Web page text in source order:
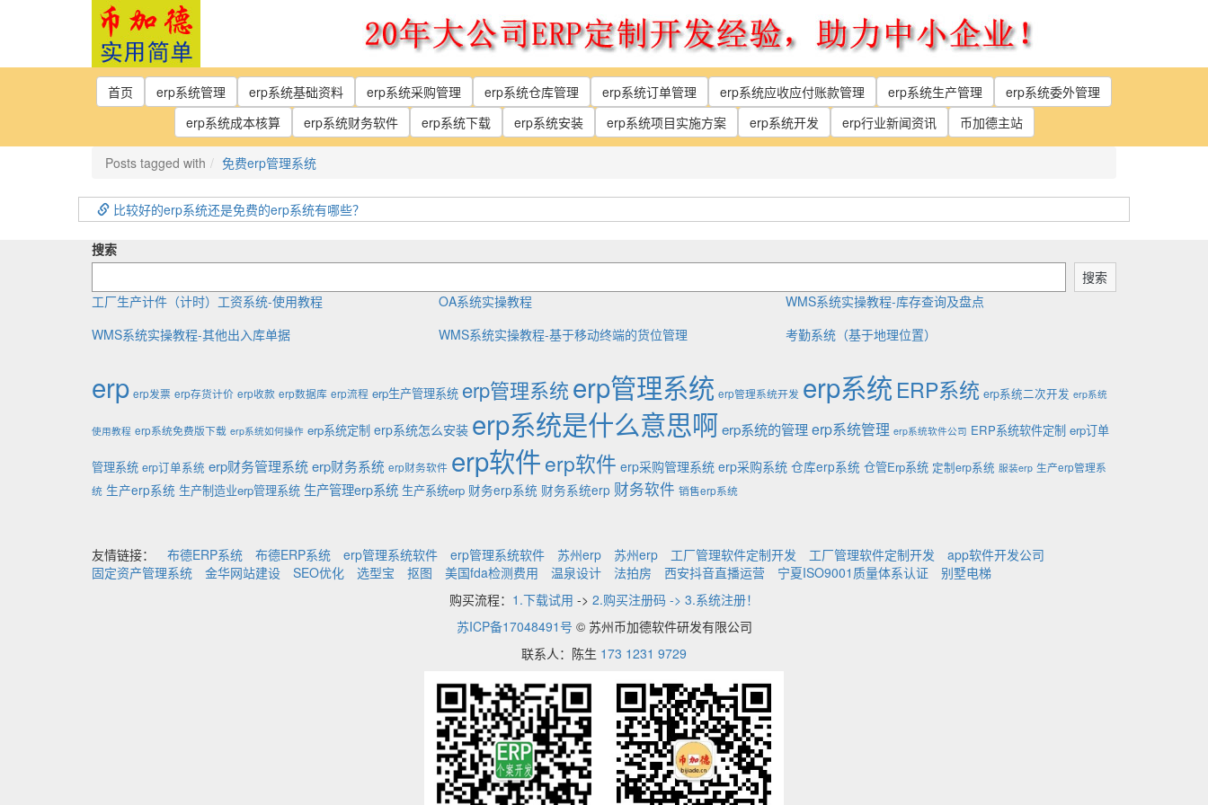
首页
erp系统管理 erp系统基础资料 erp系统采购管理 erp系统仓库管理 erp系统订单管理 erp系统应收应付账款管理 erp系统生产管理
erp系统委外管理
erp系统成本核算
erp系统财务软件 erp系统下载 erp系统安装 erp系统项目实施方案 erp系统开发 erp行业新闻资讯 币加德主站
Posts tagged with 免费erp管理系统
比较好的erp系统还是免费的erp系统有哪些？
搜索
搜索
工厂生产计件（计时）工资系统-使用教程
OA系统实操教程
WMS系统实操教程-库存查询及盘点
WMS系统实操教程-其他出入库单据
WMS系统实操教程-基于移动终端的货位管理 考勤系统（基于地理位置）
erp erp发票 erp存货计价 erp收款 erp数据库 erp流程 erp生产管理系统 erp管理系统erp管理系统 erp管理系统开发 erp系统 ERP系统 erp系统二次开发 erp系统
使用教程 erp系统免费版下载 erp系统如何操作 erp系统定制 erp系统怎么安装 erp系统是什么意思啊erp系统的管理erp系统管理 erp系统软件公司 ERP系统软件定制 erp订单
管理系统 erp订单系统 erp财务管理系统erp财务系统 erp财务软件 erp软件erp软件 erp采购管理系统 erp采购系统 仓库erp系统 仓管Erp系统 定制erp系统 服装erp 生产erp管理系
统 生产erp系统 生产制造业erp管理系统 生产管理erp系统 生产系统erp 财务erp系统 财务系统erp 财务软件 销售erp系统
友情链接： 布德ERP系统 布德ERP系统 erp管理系统软件 erp管理系统软件 苏州erp 苏州erp 工厂管理软件定制开发 工厂管理软件定制开发
app软件开发公司
固定资产管理系统
金华网站建设 SEO优化 选型宝 抠图 美国fda检测费用 温泉设计 法拍房 西安抖音直播运营 宁夏ISO9001质量体系认证
别墅电梯
购买流程： 1.下载试用 -> 2.购买注册码 -> 3.系统注册！
苏ICP备17048491号 © 苏州币加德软件研发有限公司
联系人：陈生 173 1231 9729